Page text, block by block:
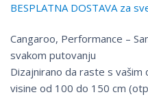
BESPLATNA DOSTAVA za
Cangaroo, Performance –
svakom putovanju
Dizajnirano da raste s
visine od 100 do 150 cm